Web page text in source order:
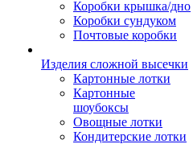
Коробки крышка/дно
Коробки сундуком
Почтовые коробки
Изделия сложной высечки
Картонные лотки
Картонные
шоубоксы
Овощные лотки
Кондитерские лотки